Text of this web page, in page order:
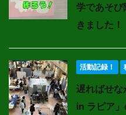
学であそ
きました！
活動記録！
遅ればせな
in ラピア